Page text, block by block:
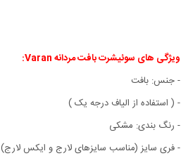
ویژگی های سوئیشرت بافت مردانه Varan:
- جنس: بافت
- ( استفاده از الیاف درجه یک )
- رنگ بندی: مشکی
- فری سایز (مناسب سایزهای لارج و ایکس لارج)